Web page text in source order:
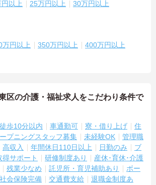
以上 25万円以上 30万円以上
万円以上 350万円以上 400万円以上
区の介護・福祉求人をこだわり条件で
歩10分以内 車通勤可 寮・借り上げ
住
プニングスタッフ募集 未経験OK
管理職
高収入 年間休日110日以上 日勤のみ
ブ
得サポート 研修制度あり
産休･育休･介護
残業少なめ 託児所・育児補助あり
ボー
社会保険完備 交通費支給
退職金制度あ